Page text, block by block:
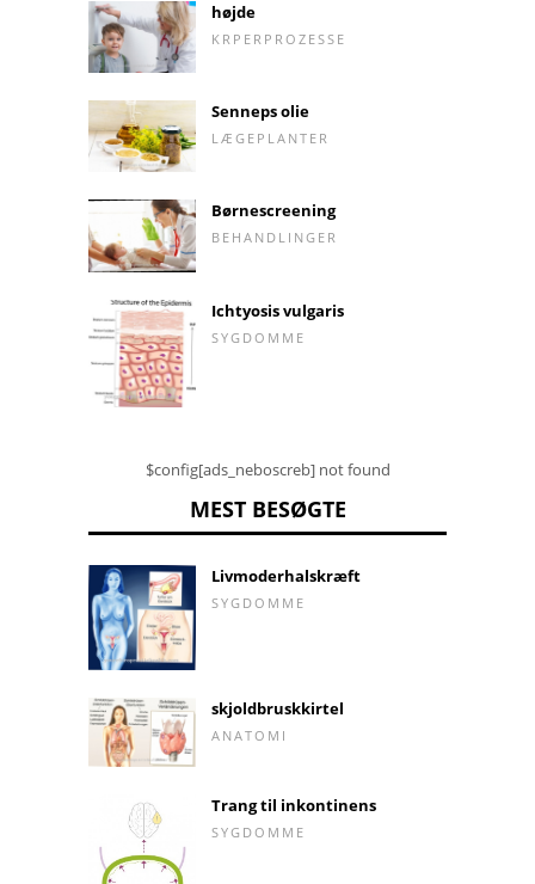
højde
KRPERPROZESSE
Senneps olie
LÆGEPLANTER
Børnescreening
BEHANDLINGER
Ichtyosis vulgaris
SYGDOMME
$config[ads_neboscreb] not found
MEST BESØGTE
Livmoderhalskræft
SYGDOMME
skjoldbruskkirtel
ANATOMI
Trang til inkontinens
SYGDOMME